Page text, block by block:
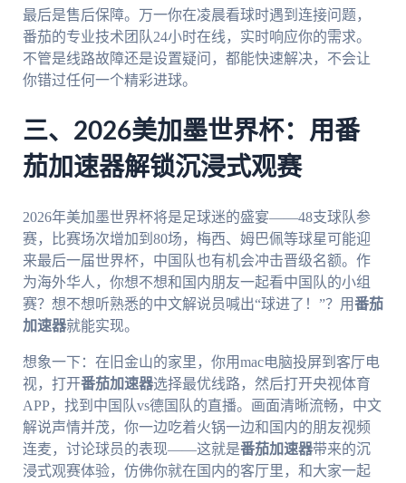
最后是售后保障。万一你在凌晨看球时遇到连接问题，
番茄的专业技术团队24小时在线，实时响应你的需求。
不管是线路故障还是设置疑问，都能快速解决，不会让
你错过任何一个精彩进球。
三、2026美加墨世界杯：用番
茄加速器解锁沉浸式观赛
2026年美加墨世界杯将是足球迷的盛宴——48支球队参
赛，比赛场次增加到80场，梅西、姆巴佩等球星可能迎
来最后一届世界杯，中国队也有机会冲击晋级名额。作
为海外华人，你想不想和国内朋友一起看中国队的小组
赛？想不想听熟悉的中文解说员喊出“球进了！”？用番茄
加速器就能实现。
想象一下：在旧金山的家里，你用mac电脑投屏到客厅电
视，打开番茄加速器选择最优线路，然后打开央视体育
APP，找到中国队vs德国队的直播。画面清晰流畅，中文
解说声情并茂，你一边吃着火锅一边和国内的朋友视频
连麦，讨论球员的表现——这就是番茄加速器带来的沉
浸式观赛体验，仿佛你就在国内的客厅里，和大家一起